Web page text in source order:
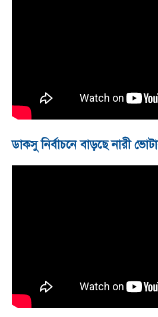
ডাকসু নির্বাচনে বাড়ছে নারী